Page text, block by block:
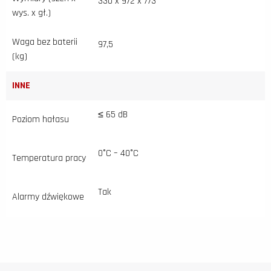
wys. x gł.)
Waga bez baterii
(kg)
97,5
INNE
Poziom hałasu ≤ 65 dB
Temperatura pracy 0°C – 40°C
Alarmy dźwiękowe Tak